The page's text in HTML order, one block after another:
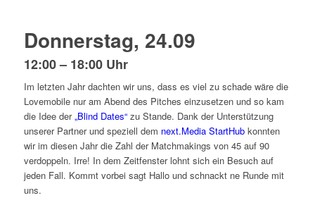
Donnerstag, 24.09
12:00 – 18:00 Uhr
Im letzten Jahr dachten wir uns, dass es viel zu schade wäre die
Lovemobile nur am Abend des Pitches einzusetzen und so kam
die Idee der„Blind Dates“zu Stande. Dank der Unterstützung
unserer Partner und speziell dem next.Media StartHubkonnten
wir im diesen Jahr die Zahl der Matchmakings von 45 auf 90
verdoppeln. Irre! In dem Zeitfenster lohnt sich ein Besuch auf
jeden Fall. Kommt vorbei sagt Hallo und schnackt ne Runde mit
uns.